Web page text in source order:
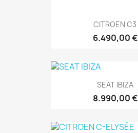
CITROEN C3
6.490,00 €
SEAT IBIZA
8.990,00 €